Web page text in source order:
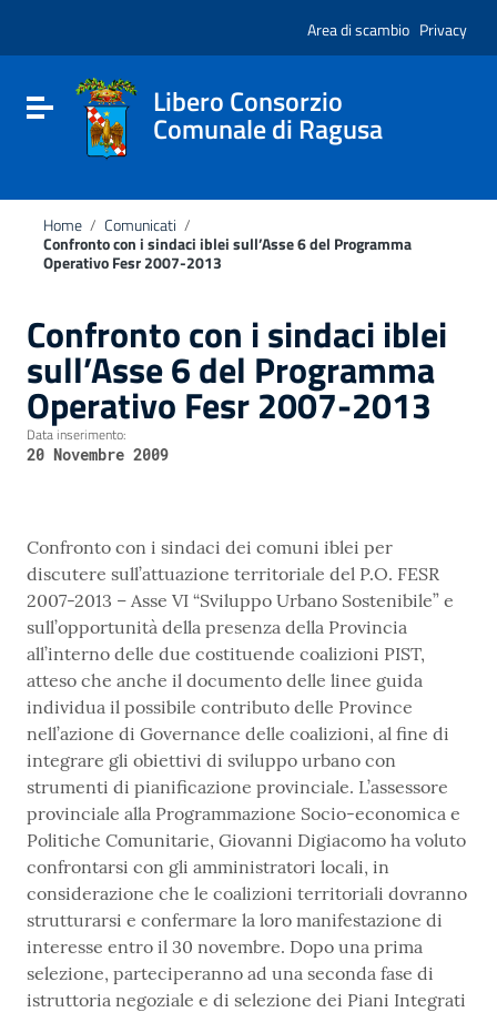
sito
include
Vai al footer
Area di scambio Privacy
Attiva / disattiva la navigazione
Libero Consorzio
Comunale di Ragusa
Home / Comunicati /
Confronto con i sindaci iblei sull’Asse 6 del Programma
Operativo Fesr 2007-2013
Confronto con i sindaci iblei
sull’Asse 6 del Programma
Operativo Fesr 2007-2013
Data inserimento:
20 Novembre 2009
Confronto con i sindaci dei comuni iblei per
discutere sull’attuazione territoriale del P.O. FESR
2007-2013 – Asse VI “Sviluppo Urbano Sostenibile” e
sull’opportunità della presenza della Provincia
all’interno delle due costituende coalizioni PIST,
atteso che anche il documento delle linee guida
individua il possibile contributo delle Province
nell’azione di Governance delle coalizioni, al fine di
integrare gli obiettivi di sviluppo urbano con
strumenti di pianificazione provinciale. L’assessore
provinciale alla Programmazione Socio-economica e
Politiche Comunitarie, Giovanni Digiacomo ha voluto
confrontarsi con gli amministratori locali, in
considerazione che le coalizioni territoriali dovranno
strutturarsi e confermare la loro manifestazione di
interesse entro il 30 novembre. Dopo una prima
selezione, parteciperanno ad una seconda fase di
istruttoria negoziale e di selezione dei Piani Integrati